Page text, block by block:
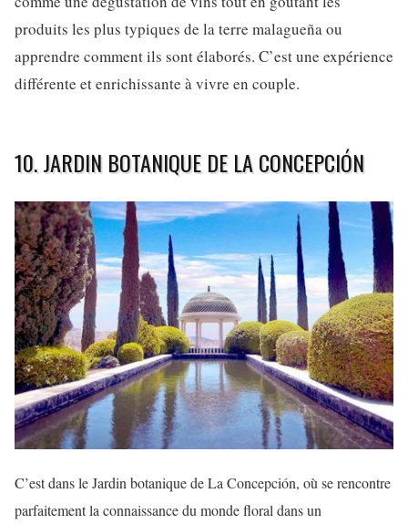
produits les plus typiques de la terre malagueña ou
apprendre comment ils sont élaborés. C’est une expérience
différente et enrichissante à vivre en couple.
10. JARDIN BOTANIQUE DE LA CONCEPCIÓN
C’est dans le Jardin botanique de La Concepción, où se rencontre
parfaitement la connaissance du monde floral dans un